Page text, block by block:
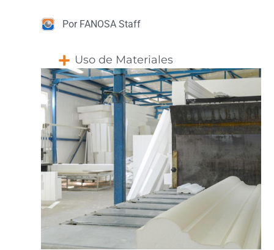
Por FANOSA Staff
Uso de Materiales